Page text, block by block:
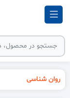
روان شناسی